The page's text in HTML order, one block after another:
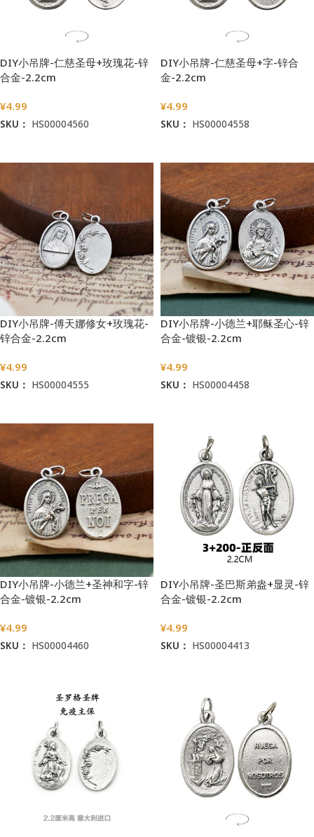
DIY小吊牌-仁慈圣母+玫瑰花-锌
合金-2.2cm
¥4.99
SKU： HS00004560
DIY小吊牌-仁慈圣母+字-锌合
金-2.2cm
¥4.99
SKU： HS00004558
DIY小吊牌-傅天娜修女+玫瑰花-
锌合金-2.2cm
¥4.99
SKU： HS00004555
DIY小吊牌-小德兰+耶稣圣心-锌
合金-镀银-2.2cm
¥4.99
SKU： HS00004458
DIY小吊牌-小德兰+圣神和字-锌
合金-镀银-2.2cm
¥4.99
SKU： HS00004460
DIY小吊牌-圣巴斯弟盎+显灵-锌
合金-镀银-2.2cm
¥4.99
SKU： HS00004413